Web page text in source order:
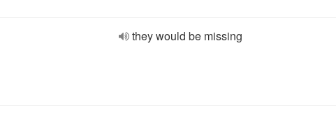
they would be missing